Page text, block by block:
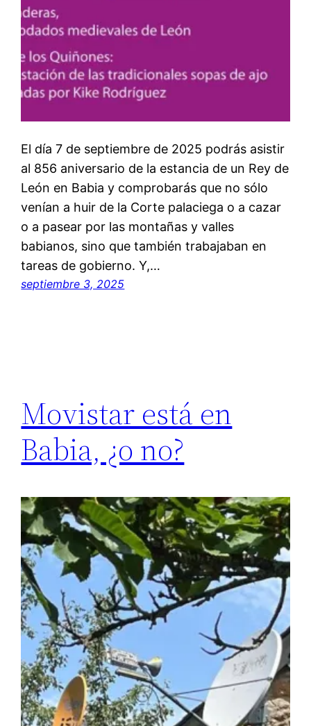
El día 7 de septiembre de 2025 podrás asistir
al 856 aniversario de la estancia de un Rey de
León en Babia y comprobarás que no sólo
venían a huir de la Corte palaciega o a cazar
o a pasear por las montañas y valles
babianos, sino que también trabajaban en
tareas de gobierno. Y,…
septiembre 3, 2025
Movistar está en
Babia, ¿o no?